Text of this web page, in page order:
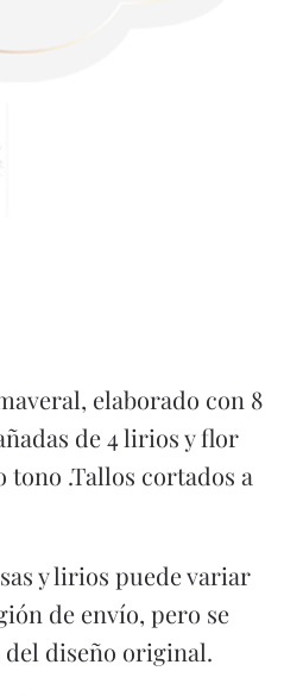
elaborado con 8
de 4 lirios y flor
.Tallos cortados a
y lirios puede variar
de envío, pero se
del diseño original.